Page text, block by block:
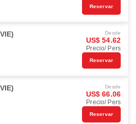
Reservar
Desde
US$ 54.62
Precio/ Pers
Reservar
Desde
US$ 66.06
Precio/ Pers
Reservar